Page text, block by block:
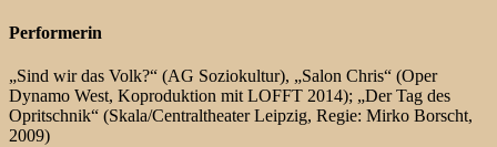
Performerin
„Sind wir das Volk?“ (AG Soziokultur), „Salon Chris“ (Oper
Dynamo West, Koproduktion mit LOFFT 2014); „Der Tag des
Opritschnik“ (Skala/Centraltheater Leipzig, Regie: Mirko Borscht,
2009)